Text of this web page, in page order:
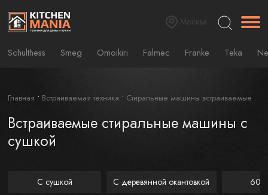
Москва
Schulthess Smeg Omoikiri Falmec Franke Teka
Главная Встраиваемая техника Стиральные машины встраиваемые
Встраиваемые стиральные машины с
сушкой
С сушкой С деревянной окантовкой 60